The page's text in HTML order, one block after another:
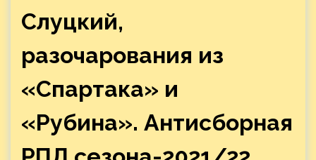
Слуцкий,
разочарования из
«Спартака» и
«Рубина». Антисборная